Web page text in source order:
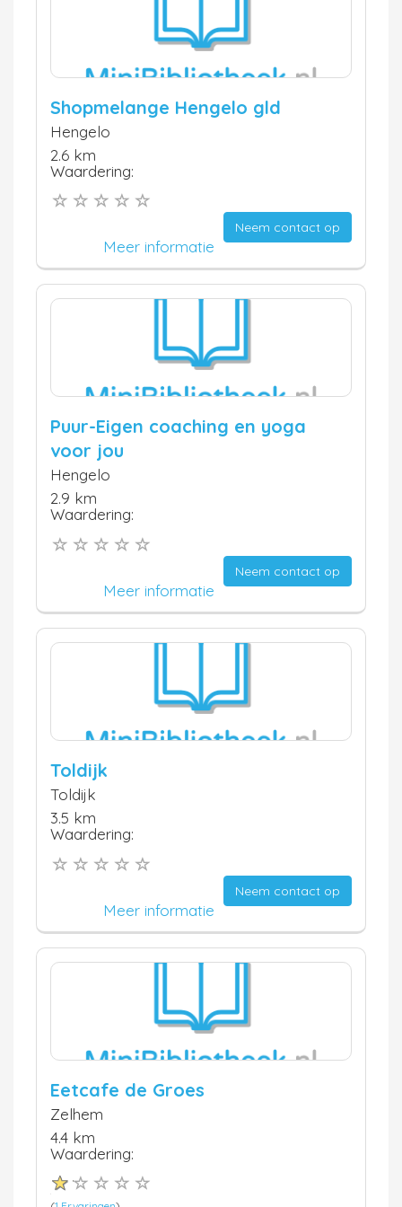
Shopmelange Hengelo gld
Hengelo
2.6 km
Waardering:
Neem contact op
Meer informatie
Puur-Eigen coaching en yoga
voor jou
Hengelo
2.9 km
Waardering:
Neem contact op
Meer informatie
Toldijk
Toldijk
3.5 km
Waardering:
Neem contact op
Meer informatie
Eetcafe de Groes
Zelhem
4.4 km
Waardering: